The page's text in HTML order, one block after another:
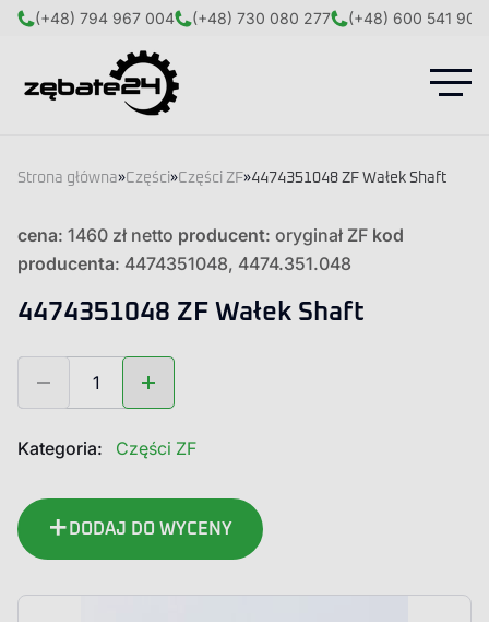
(+48) 794 967 004 (+48) 730 080 277 (+48) 600 541 908
Strona główna»Części»Części ZF»4474351048 ZF Wałek Shaft
cena: 1460 zł netto producent: oryginał ZF kod
producenta: 4474351048, 4474.351.048
4474351048 ZF Wałek Shaft
4474351048
Wałek
DODAJ DO WYCENY
Kategoria: Części ZF